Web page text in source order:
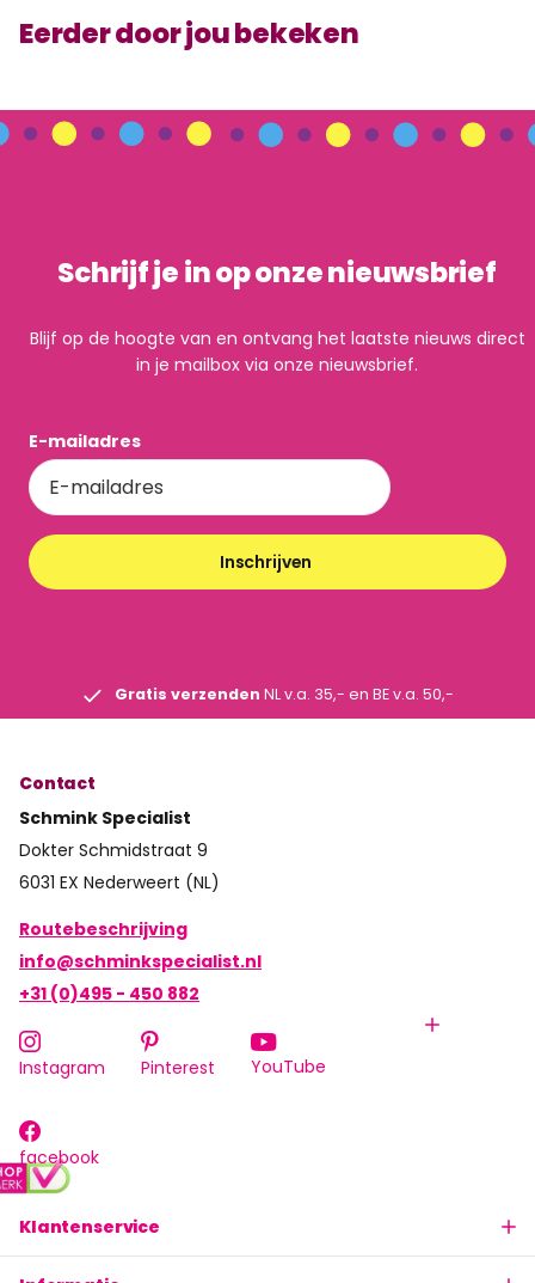
Eerder door jou bekeken
Schrijf je in op onze nieuwsbrief
Blijf op de hoogte van en ontvang het laatste nieuws direct
in je mailbox via onze nieuwsbrief.
E-mailadres
Inschrijven
Gratis verzenden NL v.a. 35,- en BE v.a. 50,-
Klantenservice
Contact
Schmink Specialist
Dokter Schmidstraat 9
6031 EX Nederweert (NL)
Routebeschrijving
info@schminkspecialist.nl
+31 (0)495 - 450 882
Instagram Pinterest YouTube
facebook